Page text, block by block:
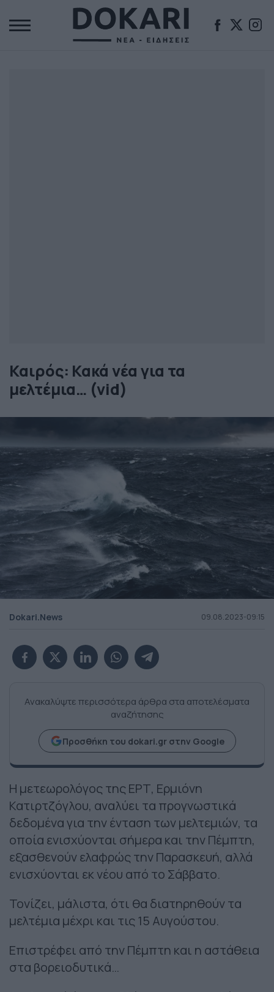
Καιρός: Κακά νέα για τα
μελτέμια… (vid)
Dokari.News 09.08.2023-09:15
Ανακαλύψτε περισσότερα άρθρα στα αποτελέσματα
αναζήτησης
Προσθήκη του dokari.gr στην Google
Η μετεωρολόγος της ΕΡΤ, Ερμιόνη
Κατιρτζόγλου, αναλύει τα προγνωστικά
δεδομένα για την ένταση των μελτεμιών, τα
οποία ενισχύονται σήμερα και την Πέμπτη,
εξασθενούν ελαφρώς την Παρασκευή, αλλά
ενισχύονται εκ νέου από το Σάββατο.
Τονίζει, μάλιστα, ότι θα διατηρηθούν τα
μελτέμια μέχρι και τις 15 Αυγούστου.
Επιστρέφει από την Πέμπτη και η αστάθεια
στα βορειοδυτικά…